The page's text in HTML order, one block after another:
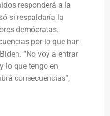
responderá a la
si respaldaría la
demócratas.
por lo que han
“No voy a entrar
lo que tengo en
consecuencias”,